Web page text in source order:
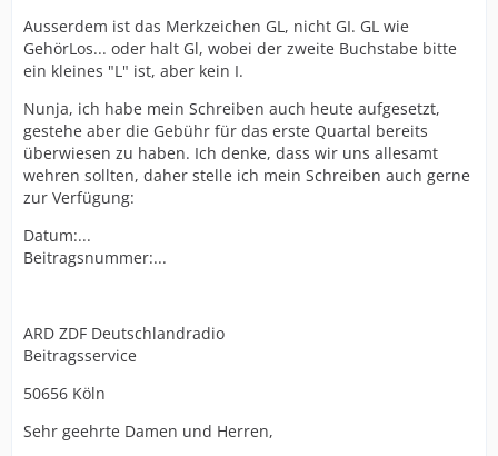
Ausserdem ist das Merkzeichen GL, nicht GI. GL wie
GehörLos... oder halt Gl, wobei der zweite Buchstabe bitte
ein kleines "L" ist, aber kein I.
Nunja, ich habe mein Schreiben auch heute aufgesetzt,
gestehe aber die Gebühr für das erste Quartal bereits
überwiesen zu haben. Ich denke, dass wir uns allesamt
wehren sollten, daher stelle ich mein Schreiben auch gerne
zur Verfügung:
Datum:...
Beitragsnummer:...
ARD ZDF Deutschlandradio
Beitragsservice
50656 Köln
Sehr geehrte Damen und Herren,